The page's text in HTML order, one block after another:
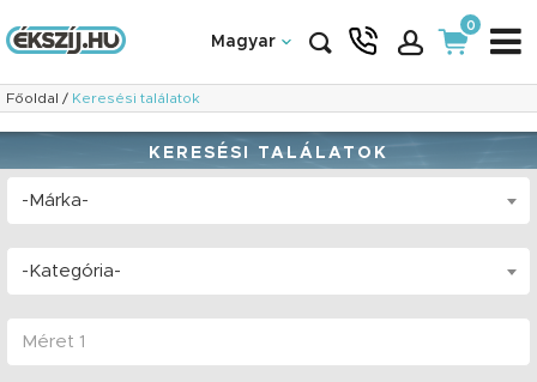
Magyar
0
Főoldal / Keresési találatok
KERESÉSI TALÁLATOK
-Márka-
-Kategória-